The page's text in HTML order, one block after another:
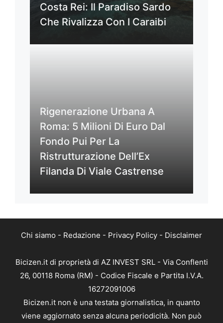
Costa Rei: Il Paradiso Sardo
Che Rivalizza Con I Caraibi
Rigenerazione Urbana A
Roma: 5 Milioni Di Euro Dal
Fondo Pui Per La
Ristrutturazione Dell’Ex
Filanda Di Viale Castrense
Chi siamo - Redazione - Privacy Policy - Disclaimer
Bicizen.it di proprietà di AZ INVEST SRL - Via Conflenti
26, 00118 Roma (RM) - Codice Fiscale e Partita I.V.A.
16272091006
Bicizen.it non è una testata giornalistica, in quanto
viene aggiornato senza alcuna periodicità. Non può